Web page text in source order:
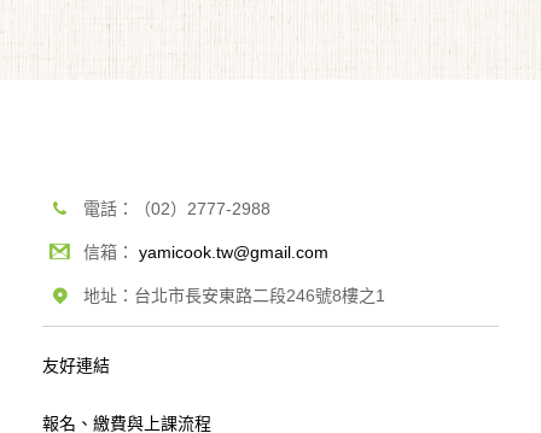
電話：（02）2777-2988
信箱： yamicook.tw@gmail.com
地址：台北市長安東路二段246號8樓之1
友好連結
報名、繳費與上課流程